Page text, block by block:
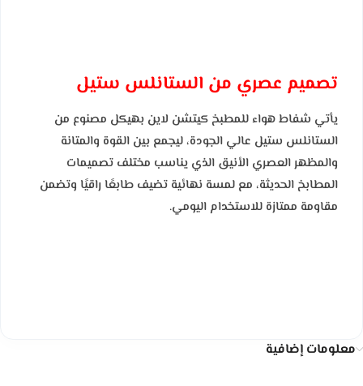
تصميم عصري من الستانلس ستيل
يأتي شفاط هواء للمطبخ كيتشن لاين بهيكل مصنوع من
الستانلس ستيل عالي الجودة، ليجمع بين القوة والمتانة
والمظهر العصري الأنيق الذي يناسب مختلف تصميمات
المطابخ الحديثة، مع لمسة نهائية تضيف طابعًا راقيًا وتضمن
مقاومة ممتازة للاستخدام اليومي.
معلومات إضافية